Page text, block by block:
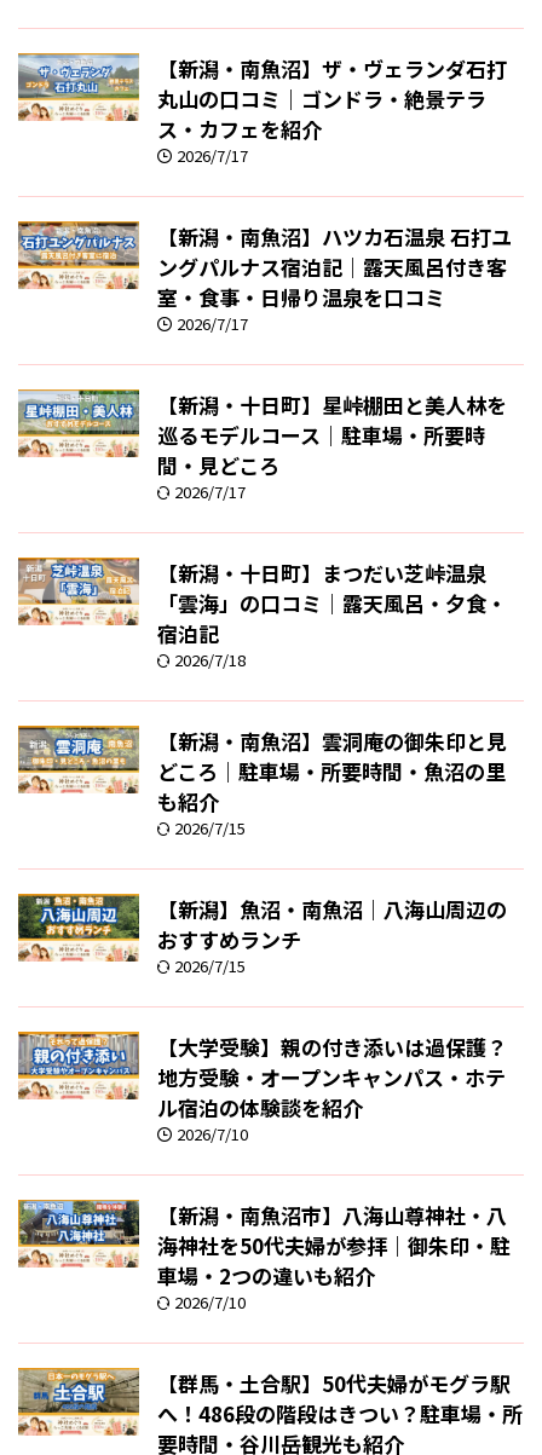
【新潟・南魚沼】ザ・ヴェランダ石打
丸山の口コミ｜ゴンドラ・絶景テラ
ス・カフェを紹介
2026/7/17
【新潟・南魚沼】ハツカ石温泉 石打ユ
ングパルナス宿泊記｜露天風呂付き客
室・食事・日帰り温泉を口コミ
2026/7/17
【新潟・十日町】星峠棚田と美人林を
巡るモデルコース｜駐車場・所要時
間・見どころ
2026/7/17
【新潟・十日町】まつだい芝峠温泉
「雲海」の口コミ｜露天風呂・夕食・
宿泊記
2026/7/18
【新潟・南魚沼】雲洞庵の御朱印と見
どころ｜駐車場・所要時間・魚沼の里
も紹介
2026/7/15
【新潟】魚沼・南魚沼｜八海山周辺の
おすすめランチ
2026/7/15
【大学受験】親の付き添いは過保護？
地方受験・オープンキャンパス・ホテ
ル宿泊の体験談を紹介
2026/7/10
【新潟・南魚沼市】八海山尊神社・八
海神社を50代夫婦が参拝｜御朱印・駐
車場・2つの違いも紹介
2026/7/10
【群馬・土合駅】50代夫婦がモグラ駅
へ！486段の階段はきつい？駐車場・所
要時間・谷川岳観光も紹介